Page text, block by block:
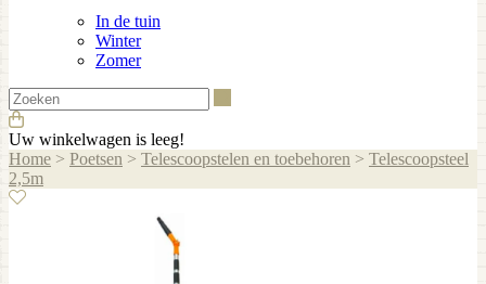
In de tuin
Winter
Zomer
Uw winkelwagen is leeg!
Home > Poetsen > Telescoopstelen en toebehoren > Telescoopsteel
2,5m